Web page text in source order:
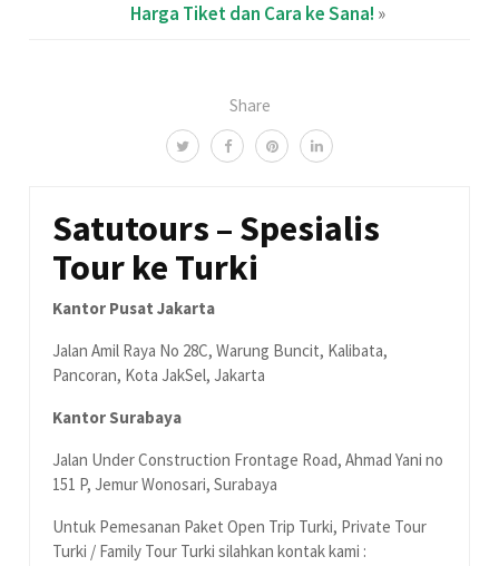
Share
Harga Tiket dan Cara ke Sana! »
Satutours – Spesialis
Tour ke Turki
Kantor Pusat Jakarta
Jalan Amil Raya No 28C, Warung Buncit, Kalibata,
Pancoran, Kota JakSel, Jakarta
Kantor Surabaya
Jalan Under Construction Frontage Road, Ahmad Yani no
151 P, Jemur Wonosari, Surabaya
Untuk Pemesanan Paket Open Trip Turki, Private Tour
Turki / Family Tour Turki silahkan kontak kami :